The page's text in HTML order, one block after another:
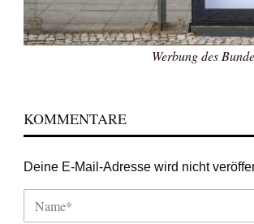
Werbung des
KOMMENTARE
Deine E-Mail-Adresse wird nicht